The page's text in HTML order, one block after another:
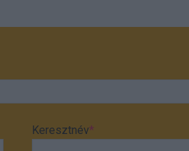
Keresztnév*